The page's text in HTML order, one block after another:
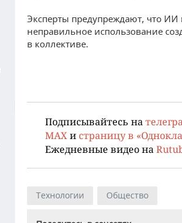
Эксперты предупреждают, что
неправильное использование
в коллективе.
Подписывайтесь на
MAX и страницу в
Ежедневные видео на
Технологии Общество